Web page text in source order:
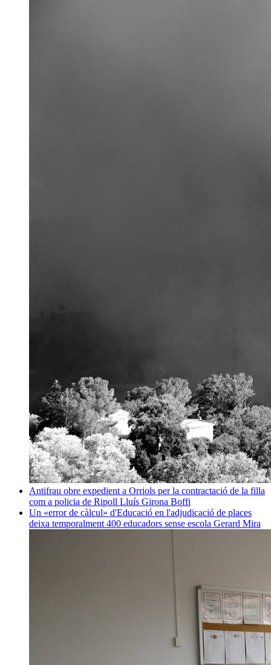
Antifrau obre expedient a Orriols per la contractació de la filla
com a policia de Ripoll Lluís Girona Boffi
Un «error de càlcul» d'Educació en l'adjudicació de places
deixa temporalment 400 educadors sense escola Gerard Mira